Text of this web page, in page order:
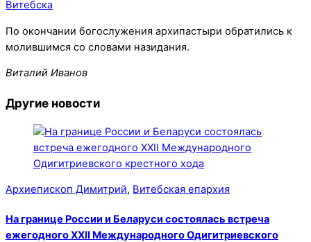
По окончании богослужения архипастыри обратились к
молившимся со словами назидания.
Виталий Иванов
Другие новости
Архиепископ Димитрий, Витебская епархия
На границе России и Беларуси состоялась встреча
ежегодного XXII Международного Одигитриевского